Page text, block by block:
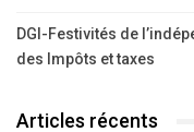
DGI-Festivités de
des Impôts et taxes
Articles récents